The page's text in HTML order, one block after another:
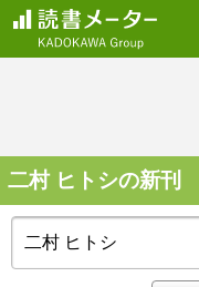
二村 ヒトシの新刊